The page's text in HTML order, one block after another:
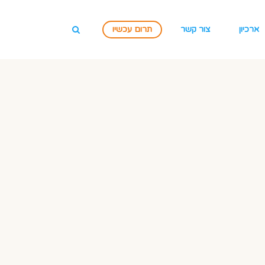
ארכיון צור קשר תרום עכשיו